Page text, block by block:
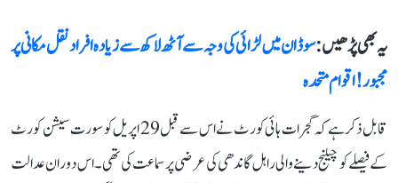
یہ بھی پڑھیں :سوڈان میں لڑائی کی وجہ سے آٹھ لاکھ سے زیادہ افراد نقل مکانی پر
مجبور! اقوام متحدہ
قابل ذکر ہے کہ گجرات ہائی کورٹ نے اس سے قبل 29 اپریل کو سورت سیشن کورٹ
کے فیصلے کو چیلنج دینے والی راہل گاندھی کی عرضی پر سماعت کی تھی۔ اس دوران عدالت